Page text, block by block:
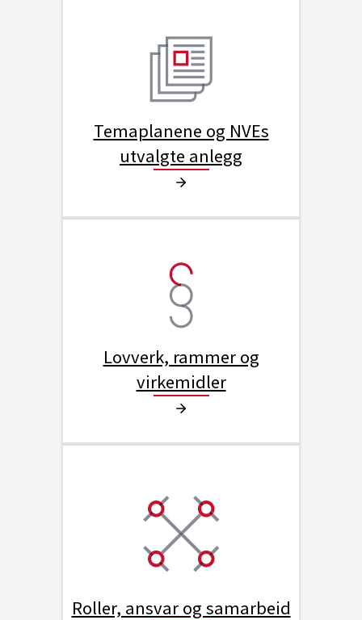
Temaplanene og NVEs
utvalgte anlegg
Lovverk, rammer og
virkemidler
Roller, ansvar og samarbeid